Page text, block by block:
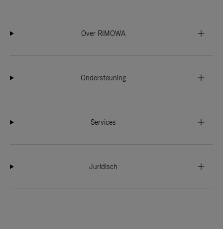
Over RIMOWA
Ondersteuning
Services
Juridisch